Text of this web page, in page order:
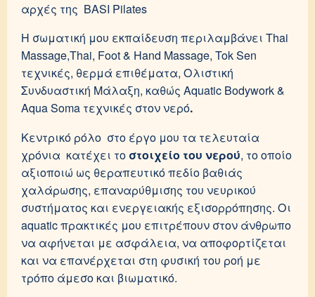
αρχές της BASI Pilates
Η σωματική μου εκπαίδευση περιλαμβάνει Thai
Massage,Thai, Foot & Hand Massage, Tok Sen
τεχνικές, θερμά επιθέματα, Ολιστική
Συνδυαστική Μάλαξη, καθώς Aquatic Bodywork &
Aqua Soma τεχνικές στον νερό.
Κεντρικό ρόλο στο έργο μου τα τελευταία
χρόνια κατέχει το στοιχείο του νερού, το οποίο
αξιοποιώ ως θεραπευτικό πεδίο βαθιάς
χαλάρωσης, επαναρύθμισης του νευρικού
συστήματος και ενεργειακής εξισορρόπησης. Οι
aquatic πρακτικές μου επιτρέπουν στον άνθρωπο
να αφήνεται με ασφάλεια, να αποφορτίζεται
και να επανέρχεται στη φυσική του ροή με
τρόπο άμεσο και βιωματικό.